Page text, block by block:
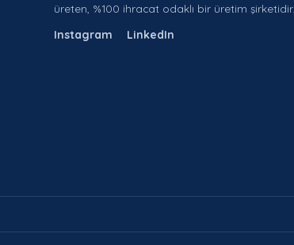
üreten, %100 ihracat odaklı bir üretim şirketidir.
Instagram LinkedIn